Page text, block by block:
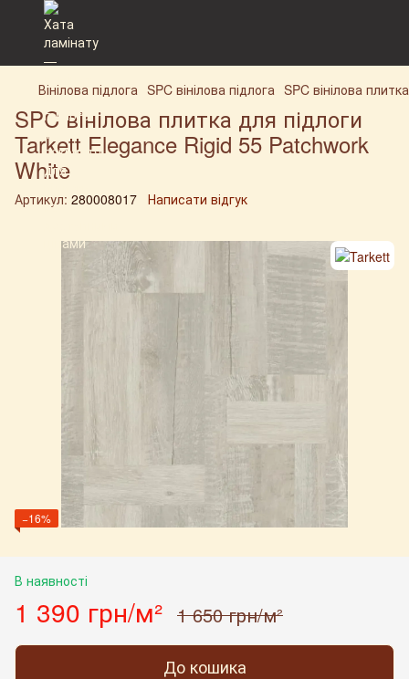
Вінілова підлога SPC вінілова підлога SPC вінілова
SPC вінілова плитка для підлоги
Tarkett Elegance Rigid 55 Patchwork
White
Артикул: 280008017 Написати відгук
−16%
В наявності
1 390 грн/м² 1 650 грн/м²
До кошика